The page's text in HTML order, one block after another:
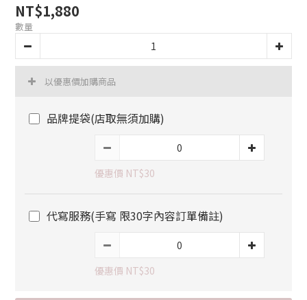
NT$1,880
數量
以優惠價加購商品
品牌提袋(店取無須加購)
優惠價 NT$30
代寫服務(手寫 限30字內容訂單備註)
優惠價 NT$30